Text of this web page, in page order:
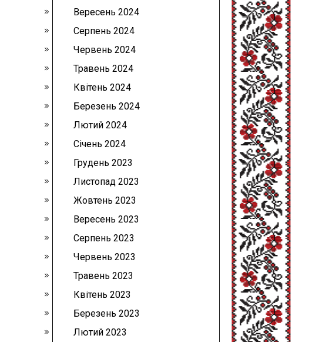
Вересень 2024
Серпень 2024
Червень 2024
Травень 2024
Квітень 2024
Березень 2024
Лютий 2024
Січень 2024
Грудень 2023
Листопад 2023
Жовтень 2023
Вересень 2023
Серпень 2023
Червень 2023
Травень 2023
Квітень 2023
Березень 2023
Лютий 2023